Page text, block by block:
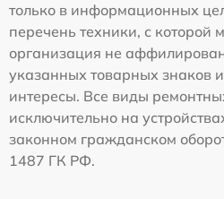
только в информационных
перечень техники, с
организация не
указанных товарных знаков
интересы. Все виды
исключительно на
законном гражданском
1487 ГК РФ.